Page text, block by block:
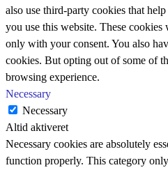
also use third-party cookies that
you use this website. These
only with your consent. You also
cookies. But opting out of some of
browsing experience.
Necessary
Necessary
Altid aktiveret
Necessary cookies are absolutely
function properly. This category